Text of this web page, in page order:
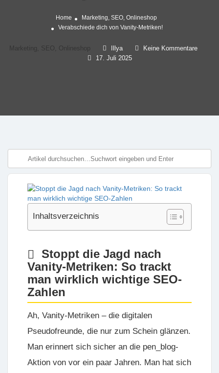
Home
Marketing, SEO, Onlineshop
Verabschiede dich von Vanity-Metriken!
Marketing, SEO, Onlineshop Illya
Keine Kommentare
17. Juli 2025
Inhaltsverzeichnis
Stoppt die Jagd nach
Vanity-Metriken: So trackt
man wirklich wichtige SEO-
Zahlen
Ah, Vanity-Metriken – die digitalen
Pseudofreunde, die nur zum Schein glänzen.
Man erinnert sich sicher an die pen_blog-
Aktion von vor ein paar Jahren. Man hat sich